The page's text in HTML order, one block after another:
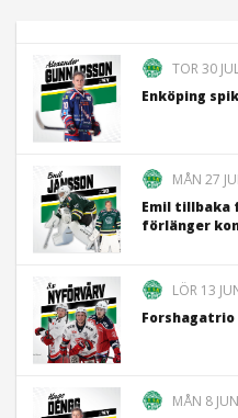
TOR 30
Enköping
MÅN 27
Emil tillbaka
förlänger
LÖR 13
MÅN 8